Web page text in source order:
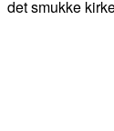
det smukke